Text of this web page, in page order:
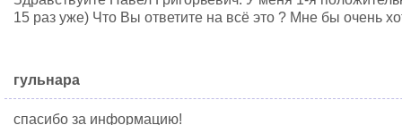
15 раз уже) Что Вы ответите на всё это ? Мне бы очень
гульнара
спасибо за информацию!